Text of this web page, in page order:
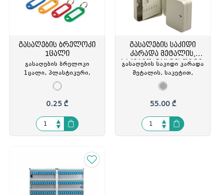
გასაღების ბრელოკი
1ცალი
გასაღების ბრელოკი
1ცალი, პლასტიკური,
ფირნიშით, SX-994577
0.25 ₾
გასაღების საკიდი
კარადა მეტალის,
საკეტით, ნაცრისფერი,
Forpus
გასაღების საკიდი კარადა
მეტალის, საკეტით,
ნაცრისფერი, Forpus
55.00 ₾